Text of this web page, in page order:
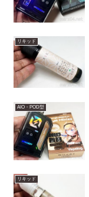
リキッド
AIO・POD型
リキッド